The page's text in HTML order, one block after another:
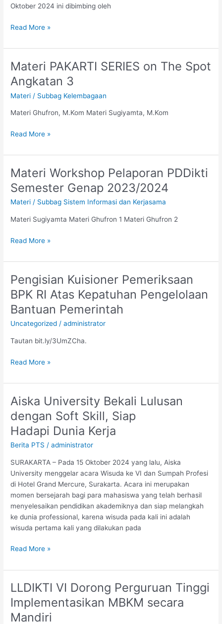
Oktober 2024 ini dibimbing oleh
Read More »
Materi PAKARTI SERIES on The Spot
Angkatan 3
Materi / Subbag Kelembagaan
Materi Ghufron, M.Kom Materi Sugiyamta, M.Kom
Materi
PAKARTI
SERIES
on
Read More »
Materi Workshop Pelaporan PDDikti
Semester Genap 2023/2024
Materi / Subbag Sistem Informasi dan Kerjasama
Materi Sugiyamta Materi Ghufron 1 Materi Ghufron 2
Materi
Workshop
Pelaporan
PDDikti
Read More »
Pengisian Kuisioner Pemeriksaan
BPK RI Atas Kepatuhan Pengelolaan
Bantuan Pemerintah
Uncategorized /administrator
Tautan bit.ly/3UmZCha.
Pengisian
Kuisioner
Pemeriksaan
BPK
RI
Kepatuhan
Bantuan
Read More »
Aiska University Bekali Lulusan
dengan Soft Skill, Siap
Hadapi Dunia Kerja
Berita PTS /administrator
SURAKARTA – Pada 15 Oktober 2024 yang lalu, Aiska
University menggelar acara Wisuda ke VI dan Sumpah Profesi
di Hotel Grand Mercure, Surakarta. Acara ini merupakan
momen bersejarah bagi para mahasiswa yang telah berhasil
menyelesaikan pendidikan akademiknya dan siap melangkah
ke dunia professional, karena wisuda pada kali ini adalah
wisuda pertama kali yang dilakukan pada
Aiska
University
Bekali
Lulusan
dengan
Skill,
Siap
Hadapi Dunia Kerja
Read More »
LLDIKTI VI Dorong Perguruan Tinggi
Implementasikan MBKM secara
Mandiri
LLDIKTI
VI
Dorong
Perguruan